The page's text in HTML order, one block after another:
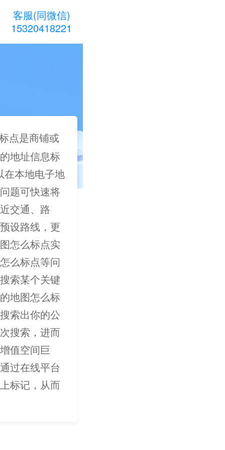
客服(同微信)
15320418221
点是商铺或
地址信息标
在本地电子地
题可快速将
交通、路
设路线，更
怎么标点实
么标点等问
索某个关键
地图怎么标
索出你的公
搜索，进而
值空间巨
过在线平台
标记，从而